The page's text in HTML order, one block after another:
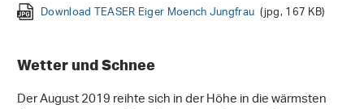
Download TEASER Eiger Moench Jungfrau (jpg, 167 KB)
Wetter und Schnee
Der August 2019 reihte sich in der Höhe in die wärmsten